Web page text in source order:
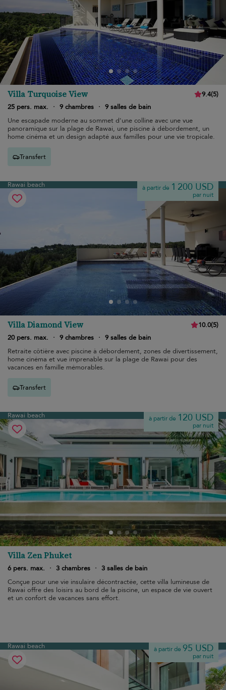
Villa Turquoise View 9.4(5)
25 pers. max.
· 9 chambres · 9 salles de bain
Une escapade moderne au sommet d'une colline avec une vue
panoramique sur la plage de Rawai, une piscine à débordement, un
home cinéma et un design adapté aux familles pour une vie tropicale.
Transfert
Rawai beach à partir de 1 200 USD
par nuit
Villa Diamond View 10.0(5)
20 pers. max.
· 9 chambres · 9 salles de bain
Retraite côtière avec piscine à débordement, zones de divertissement,
home cinéma et vue imprenable sur la plage de Rawai pour des
vacances en famille mémorables.
Transfert
Rawai beach à partir de 120 USD
par nuit
Villa Zen Phuket
6 pers. max. · 3 chambres · 3 salles de bain
Conçue pour une vie insulaire décontractée, cette villa lumineuse de
Rawai offre des loisirs au bord de la piscine, un espace de vie ouvert
et un confort de vacances sans effort.
Rawai beach à partir de 95 USD
par nuit